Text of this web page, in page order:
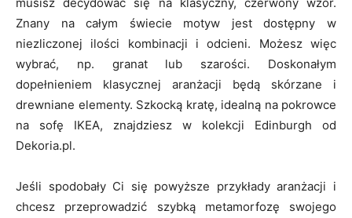
Znany na całym świecie motyw jest dostępny w
niezliczonej ilości kombinacji i odcieni. Możesz więc
wybrać, np. granat lub szarości. Doskonałym
dopełnieniem klasycznej aranżacji będą skórzane i
drewniane elementy. Szkocką kratę, idealną na pokrowce
na sofę IKEA, znajdziesz w kolekcji Edinburgh od
Dekoria.pl.
Jeśli spodobały Ci się powyższe przykłady aranżacji i
chcesz przeprowadzić szybką metamorfozę swojego